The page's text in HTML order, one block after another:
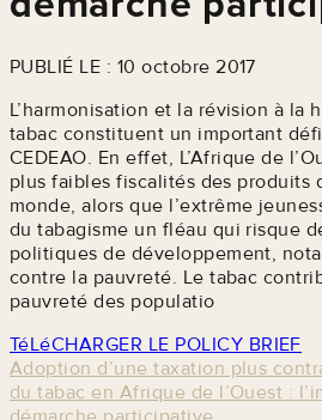
PUBLIÉ LE : 10 octobre 2017
L’harmonisation et la révision à la
tabac constituent un important
CEDEAO. En effet, L’Afrique de
plus faibles fiscalités des produits
monde, alors que l’extrême
du tabagisme un fléau qui risque
politiques de développement,
contre la pauvreté. Le tabac
pauvreté des populatio
TéLéCHARGER LE POLICY BRIEF
Adoption d’une taxation plus
du tabac en Afrique de l’Ouest :